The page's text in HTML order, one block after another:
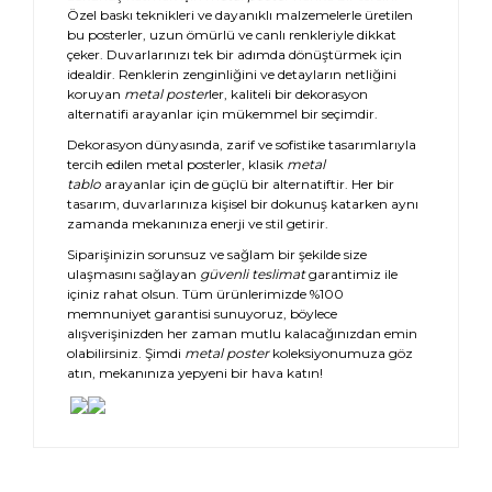
Özel baskı teknikleri ve dayanıklı malzemelerle üretilen
bu posterler, uzun ömürlü ve canlı renkleriyle dikkat
çeker. Duvarlarınızı tek bir adımda dönüştürmek için
idealdir. Renklerin zenginliğini ve detayların netliğini
koruyan metal posterler, kaliteli bir dekorasyon
alternatifi arayanlar için mükemmel bir seçimdir.
Dekorasyon dünyasında, zarif ve sofistike tasarımlarıyla
tercih edilen metal posterler, klasik metal
tablo arayanlar için de güçlü bir alternatiftir. Her bir
tasarım, duvarlarınıza kişisel bir dokunuş katarken aynı
zamanda mekanınıza enerji ve stil getirir.
Siparişinizin sorunsuz ve sağlam bir şekilde size
ulaşmasını sağlayan güvenli teslimatgarantimiz ile
içiniz rahat olsun. Tüm ürünlerimizde %100
memnuniyet garantisi sunuyoruz, böylece
alışverişinizden her zaman mutlu kalacağınızdan emin
olabilirsiniz. Şimdi metal posterkoleksiyonumuza göz
atın, mekanınıza yepyeni bir hava katın!